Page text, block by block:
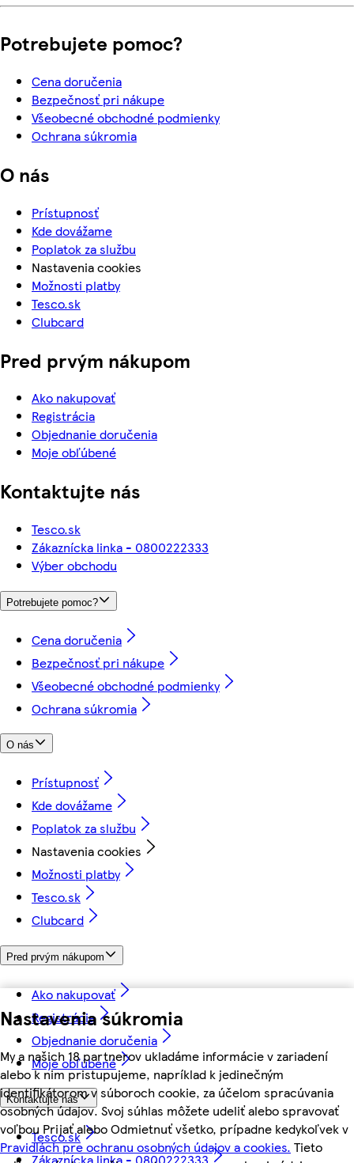
Nastavenia súkromia
My a našich 18 partnerov ukladáme informácie v zariadení
alebo k nim pristupujeme, napríklad k jedinečným
identifikátorom v súboroch cookie, za účelom spracúvania
osobných údajov. Svoj súhlas môžete udeliť alebo spravovať
voľbou Prijať alebo Odmietnuť všetko, prípadne kedykoľvek v
Pravidlách pre ochranu osobných údajov a cookies. Tieto
Potrebujete pomoc?
Cena doručenia
Bezpečnosť pri nákupe
Všeobecné obchodné podmienky
Ochrana súkromia
O nás
Prístupnosť
Kde dovážame
Poplatok za službu
Nastavenia cookies
Možnosti platby
Tesco.sk
Clubcard
Pred prvým nákupom
Ako nakupovať
Registrácia
Objednanie doručenia
Moje obľúbené
Kontaktujte nás
Tesco.sk
Zákaznícka linka - 0800222333
Výber obchodu
Potrebujete pomoc?
Cena doručenia
Bezpečnosť pri nákupe
Všeobecné obchodné podmienky
Ochrana súkromia
O nás
Prístupnosť
Kde dovážame
Poplatok za službu
Nastavenia cookies
Možnosti platby
Tesco.sk
Clubcard
Pred prvým nákupom
Ako nakupovať
Registrácia
Objednanie doručenia
Moje obľúbené
Kontaktujte nás
Tesco.sk